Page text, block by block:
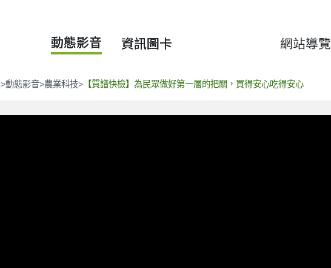
動態影音 資訊圖卡 網站導覽
>動態影音>農業科技> 【質譜快檢】為民眾做好第一層的把關，買得安心吃得安心